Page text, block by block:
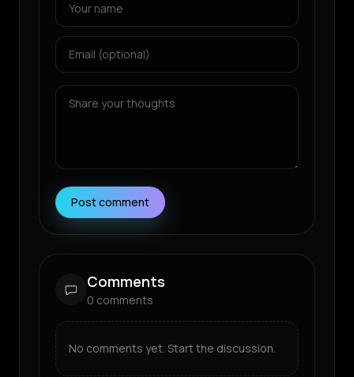
Post comment
Comments
0 comments
No comments yet. Start the discussion.